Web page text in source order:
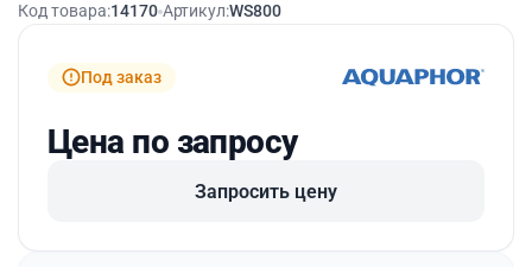
Код товара:14170 Артикул:WS800
Под заказ
Цена по запросу
Запросить цену